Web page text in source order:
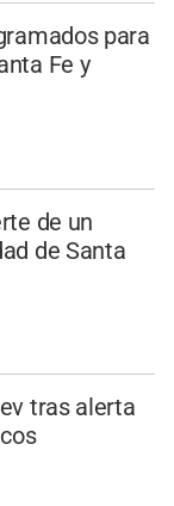
para
Fe y
de un
de Santa
tras alerta